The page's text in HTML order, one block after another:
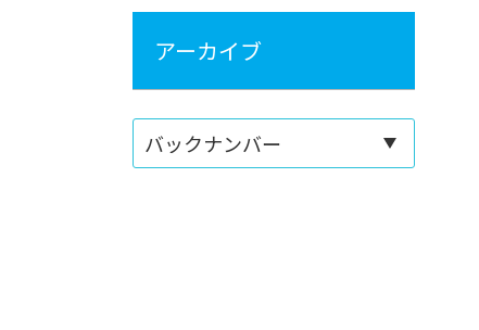
アーカイブ